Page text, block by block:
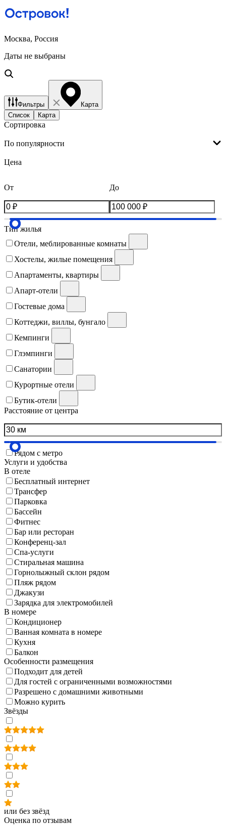
Москва, Россия
Даты не выбраны
Фильтры
Карта
Список
Карта
Сортировка
По популярности
Цена
От До
Тип жилья
Отели, меблированные комнаты
Хостелы, жилые помещения
Апартаменты, квартиры
Апарт-отели
Гостевые дома
Коттеджи, виллы, бунгало
Кемпинги
Глэмпинги
Санатории
Курортные отели
Бутик-отели
Расстояние от центра
Рядом с метро
Услуги и удобства
В отеле
Бесплатный интернет
Трансфер
Парковка
Бассейн
Фитнес
Бар или ресторан
Конференц-зал
Спа-услуги
Стиральная машина
Горнолыжный склон рядом
Пляж рядом
Джакузи
Зарядка для электромобилей
В номере
Кондиционер
Ванная комната в номере
Кухня
Балкон
Особенности размещения
Подходит для детей
Для гостей с ограниченными возможностями
Разрешено с домашними животными
Можно курить
Звёзды
или без звёзд
Оценка по отзывам